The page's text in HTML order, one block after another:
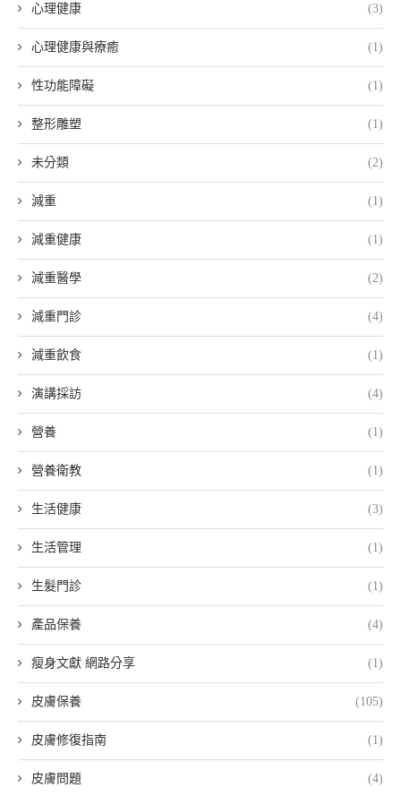
心理健康 (3)
心理健康與療癒 (1)
性功能障礙 (1)
整形雕塑 (1)
未分類 (2)
減重 (1)
減重健康 (1)
減重醫學 (2)
減重門診 (4)
減重飲食 (1)
演講採訪 (4)
營養 (1)
營養衛教 (1)
生活健康 (3)
生活管理 (1)
生髮門診 (1)
產品保養 (4)
瘦身文獻 網路分享 (1)
皮膚保養 (105)
皮膚修復指南 (1)
皮膚問題 (4)